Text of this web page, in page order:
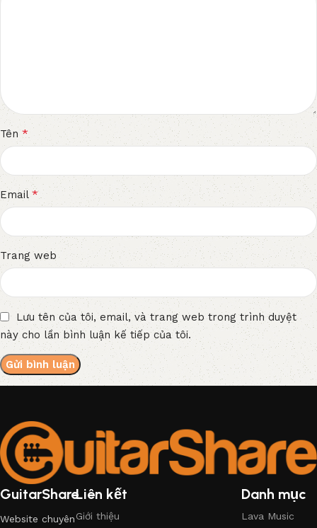
Tên *
Email *
Trang web
Lưu tên của tôi, email, và trang web trong trình duyệt
này cho lần bình luận kế tiếp của tôi.
GuitarShare
Website chuyên
Liên kết
Giới thiệu
Danh mục
Lava Music